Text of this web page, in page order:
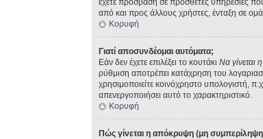
έχετε πρόσβαση σε πρόσθετες υπηρεσίες
από και προς άλλους χρήστες, ένταξη σε
Κορυφή
Γιατί αποσυνδέομαι αυτόματα;
Εάν δεν έχετε επιλέξει το κουτάκιΝα γίνεται
ρύθμιση αποτρέπει κατάχρηση του
χρησιμοποιείτε κοινόχρηστο υπολογιστή,
απενεργοποιήσει αυτό το χαρακτηριστικό.
Κορυφή
Πώς γίνεται η απόκρυψη (μη